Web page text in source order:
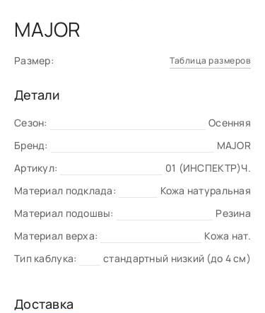
MAJOR
Размер: Таблица размеров
Детали
Сезон:
Осенняя
Бренд:
MAJOR
Артикул:
01 (ИНСПЕКТР)Ч.
Материал подклада:
Кожа натуральная
Материал подошвы:
Резина
Материал верха:
Кожа нат.
Тип каблука:
стандартный низкий (до 4 см)
Доставка